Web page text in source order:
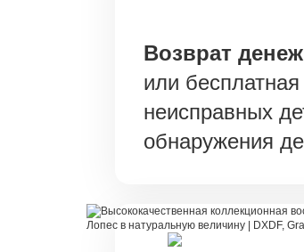
Возврат
или
неисправных
обнаружения